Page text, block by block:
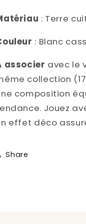
: Terre
: Blanc
associer avec le
collection
composition
Jouez
effet déco
Share